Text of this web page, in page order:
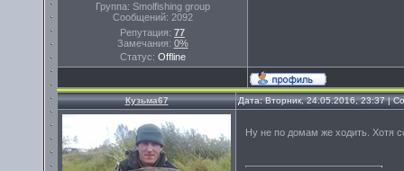
Группа: Smolfishing group
Сообщений: 2092
Репутация: 77
Замечания: 0%
Статус: Offline
Кузьма67 Дата: Вторник, 24.05.2016, 23:37 |
Ну не по домам же ходить. Хотя